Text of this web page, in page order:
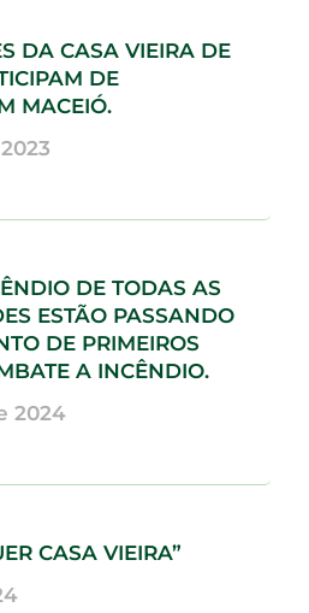
DA CASA VIEIRA DE
DE
MACEIÓ.
DE TODAS AS
ESTÃO PASSANDO
DE PRIMEIROS
A INCÊNDIO.
2024
CASA VIEIRA”